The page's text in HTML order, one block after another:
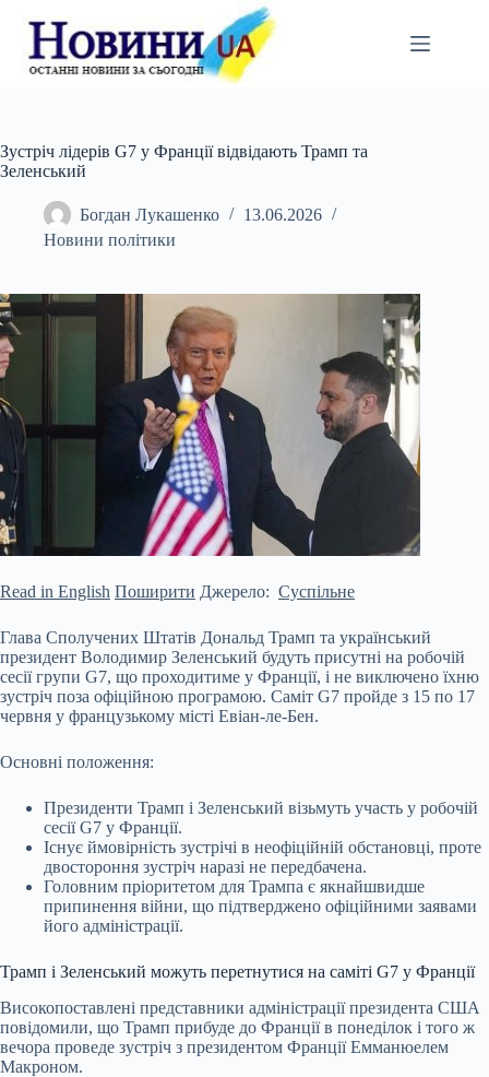
вмісту
Зустріч лідерів G7 у Франції відвідають Трамп та
Зеленський
Богдан Лукашенко
13.06.2026
Новини політики
Read in English Поширити Джерело: Суспільне
Глава Сполучених Штатів Дональд Трамп та український
президент Володимир Зеленський будуть присутні на робочій
сесії групи G7, що проходитиме у Франції, і не виключено їхню
зустріч поза офіційною програмою. Саміт G7 пройде з 15 по 17
червня у французькому місті Евіан-ле-Бен.
Основні положення:
Президенти Трамп і Зеленський візьмуть участь у робочій
сесії G7 у Франції.
Існує ймовірність зустрічі в неофіційній обстановці, проте
двостороння зустріч наразі не передбачена.
Головним пріоритетом для Трампа є якнайшвидше
припинення війни, що підтверджено офіційними заявами
його адміністрації.
Трамп і Зеленський можуть перетнутися на саміті G7 у Франції
Високопоставлені представники адміністрації президента США
повідомили, що Трамп прибуде до Франції в понеділок і того ж
вечора проведе зустріч з президентом Франції Емманюелем
Макроном.